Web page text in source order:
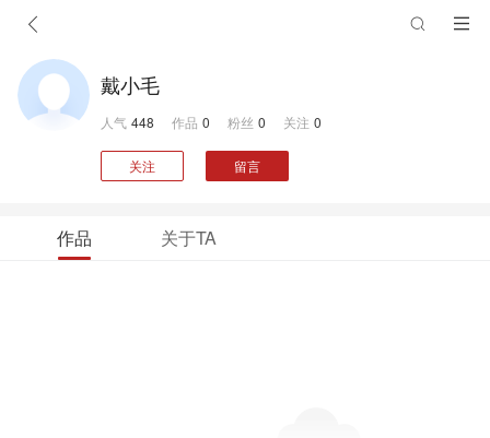
戴小毛
人气 448 作品 0 粉丝 0 关注 0
关注 留言
作品 关于TA